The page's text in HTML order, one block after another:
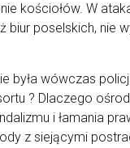
kościołów. W
biur poselskich, nie
była wówczas
? Dlaczego
i łamania
z siejącymi